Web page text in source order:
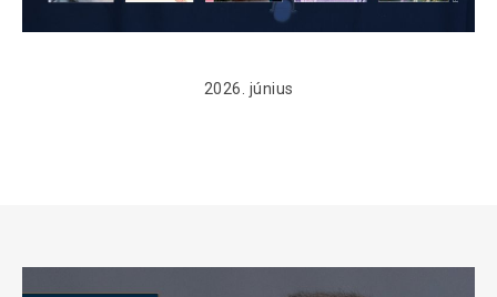
2026. június